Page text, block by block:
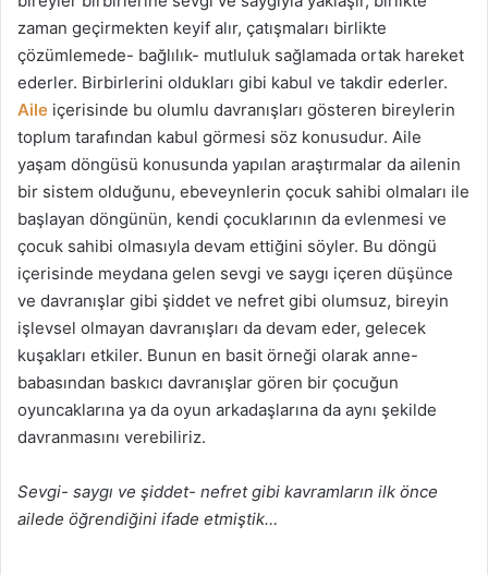
k
zaman geçirmekten keyif alır, çatışmaları birlikte
çözümlemede- bağlılık- mutluluk sağlamada ortak hareket
ederler. Birbirlerini oldukları gibi kabul ve takdir ederler.
Aile içerisinde bu olumlu davranışları gösteren bireylerin
toplum tarafından kabul görmesi söz konusudur. Aile
yaşam döngüsü konusunda yapılan araştırmalar da ailenin
bir sistem olduğunu, ebeveynlerin çocuk sahibi olmaları ile
başlayan döngünün, kendi çocuklarının da evlenmesi ve
çocuk sahibi olmasıyla devam ettiğini söyler. Bu döngü
içerisinde meydana gelen sevgi ve saygı içeren düşünce
ve davranışlar gibi şiddet ve nefret gibi olumsuz, bireyin
işlevsel olmayan davranışları da devam eder, gelecek
kuşakları etkiler. Bunun en basit örneği olarak anne-
babasından baskıcı davranışlar gören bir çocuğun
oyuncaklarına ya da oyun arkadaşlarına da aynı şekilde
davranmasını verebiliriz.
Sevgi- saygı ve şiddet- nefret gibi kavramların ilk önce
ailede öğrendiğini ifade etmiştik…